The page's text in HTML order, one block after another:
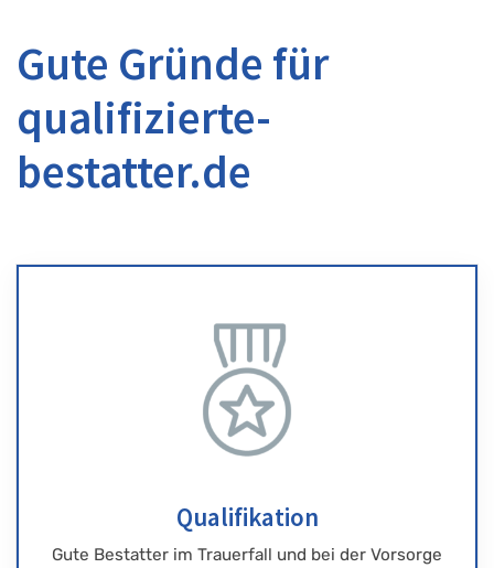
Gute Gründe für
qualifizierte-
bestatter.de
Qualifikation
Gute Bestatter im Trauerfall und bei der Vorsorge